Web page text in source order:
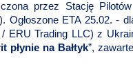
przez Stację
Ogłoszone ETA 25.02. -
ERU Trading LLC) z
płynie na Bałtyk”,